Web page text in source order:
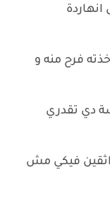
فرح منه و
دي تقدري
فيكي مش